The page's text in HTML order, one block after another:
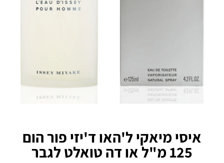
איסי מיאקי ל'האו ד'יזי פור הום
125 מ"ל או דה טואלט לגבר